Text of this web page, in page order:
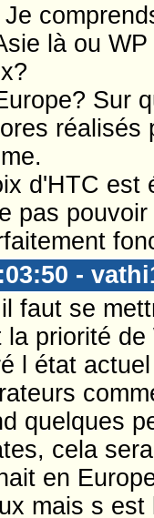
là ou
Sur
réalisés
d'HTC est
pas
-
faut se
priorité
l état
quelques
cela
en
mais s